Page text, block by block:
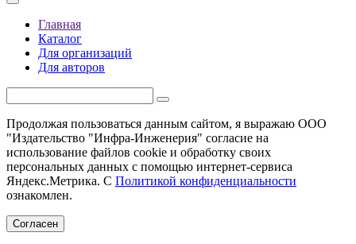
Главная
Каталог
Для организаций
Для авторов
Продолжая пользоваться данным сайтом, я выражаю ООО
"Издательство "Инфра-Инженерия" согласие на
использование файлов cookie и обработку своих
персональных данных с помощью интернет-сервиса
Яндекс.Метрика. С Политикой конфиденциальности
ознакомлен.
Согласен